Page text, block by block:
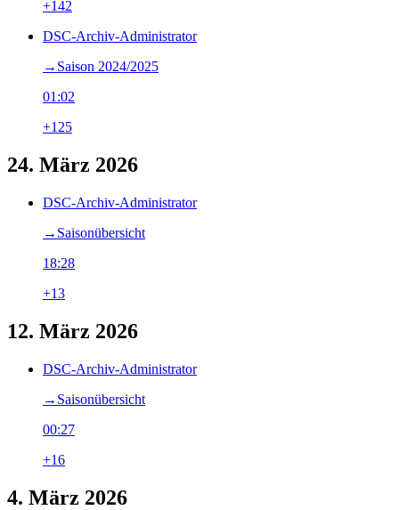
+142
DSC-Archiv-Administrator
→‎Saison 2024/2025
01:02
+125
24. März 2026
DSC-Archiv-Administrator
→‎Saisonübersicht
18:28
+13
12. März 2026
DSC-Archiv-Administrator
→‎Saisonübersicht
00:27
+16
4. März 2026